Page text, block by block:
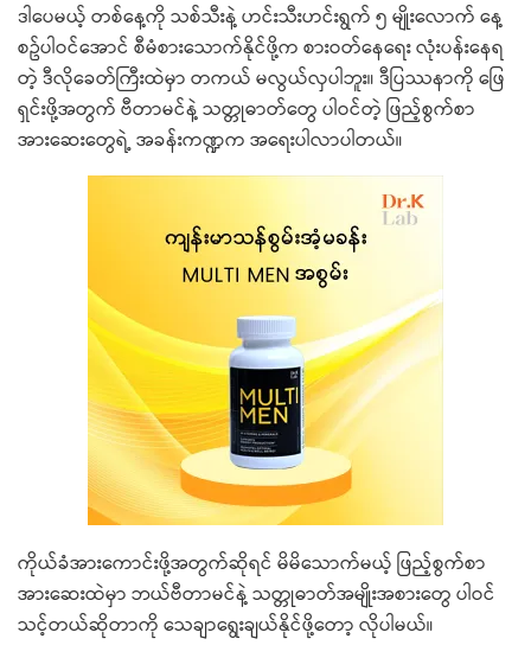
ဒါပေမယ့် တစ်နေ့ကို သစ်သီးနဲ့ ဟင်းသီးဟင်းရွက် ၅ မျိုးလောက် နေ့
စဥ်ပါဝင်အောင် စီမံစားသောက်နိုင်ဖို့က စားဝတ်နေရေး လုံးပန်းနေရ
တဲ့ ဒီလိုခေတ်ကြီးထဲမှာ တကယ် မလွယ်လှပါဘူး။ ဒီပြဿနာကို ဖြေ
ရှင်းဖို့အတွက် ဗီတာမင်နဲ့ သတ္တုဓာတ်တွေ ပါဝင်တဲ့ ဖြည့်စွက်စာ
အားဆေးတွေရဲ့ အခန်းကဏ္ဍက အရေးပါလာပါတယ်။
ကိုယ်ခံအားကောင်းဖို့အတွက်ဆိုရင် မိမိသောက်မယ့် ဖြည့်စွက်စာ
အားဆေးထဲမှာ ဘယ်ဗီတာမင်နဲ့ သတ္တုဓာတ်အမျိုးအစားတွေ ပါဝင်
သင့်တယ်ဆိုတာကို သေချာရွေးချယ်နိုင်ဖို့တော့ လိုပါမယ်။